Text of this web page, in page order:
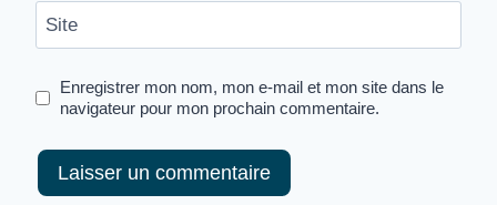
Site
Enregistrer mon nom, mon e-mail et mon site dans le
navigateur pour mon prochain commentaire.